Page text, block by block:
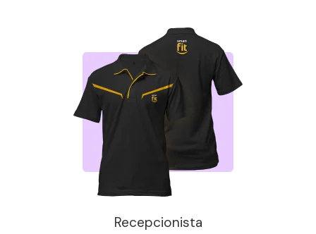
Recepcionista